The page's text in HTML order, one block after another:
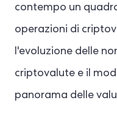
contempo un
operazioni di
l'evoluzione delle
criptovalute e il
panorama delle